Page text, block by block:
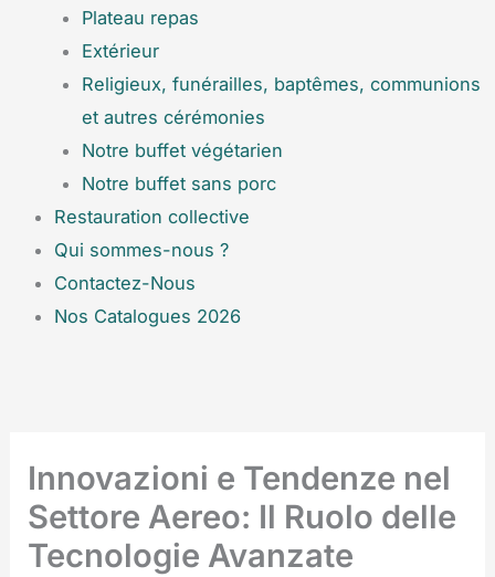
Plateau repas
Extérieur
Religieux, funérailles, baptêmes, communions
et autres cérémonies
Notre buffet végétarien
Notre buffet sans porc
Restauration collective
Qui sommes-nous ?
Contactez-Nous
Nos Catalogues 2026
Innovazioni e Tendenze nel
Settore Aereo: Il Ruolo delle
Tecnologie Avanzate